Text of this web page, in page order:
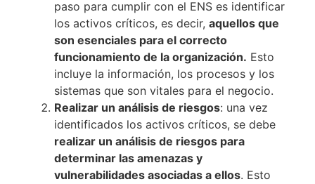
paso para cumplir con el ENS es identificar
los activos críticos, es decir, aquellos que
son esenciales para el correcto
funcionamiento de la organización. Esto
incluye la información, los procesos y los
sistemas que son vitales para el negocio.
Realizar un análisis de riesgos: una vez
identificados los activos críticos, se debe
realizar un análisis de riesgos para
determinar las amenazas y
vulnerabilidades asociadas a ellos. Esto